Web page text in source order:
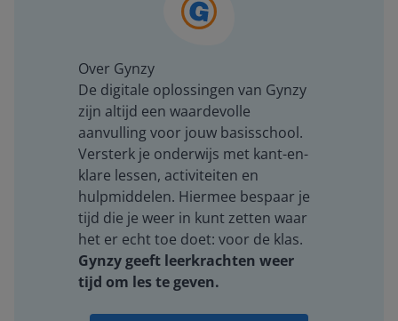
Over Gynzy
De digitale oplossingen van Gynzy
zijn altijd een waardevolle
aanvulling voor jouw basisschool.
Versterk je onderwijs met kant-en-
klare lessen, activiteiten en
hulpmiddelen. Hiermee bespaar je
tijd die je weer in kunt zetten waar
het er echt toe doet: voor de klas.
Gynzy geeft leerkrachten weer
tijd om les te geven.